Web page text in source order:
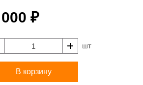
₽
шт
В корзину